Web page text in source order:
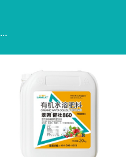
...
【通用名称】微生物菌剂
【产品剂型】颗粒【产品
规格】20kg【技术指标】
有效活菌数≥10.0亿/克【增
效物质】有机质≥40%;小分